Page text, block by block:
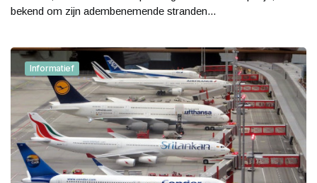
bekend om zijn adembenemende stranden...
Informatief